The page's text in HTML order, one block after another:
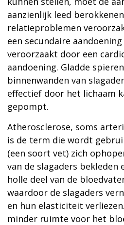
aanzienlijk leed
relatieproblemen
een secundaire
veroorzaakt door een
aandoening. Gladde
binnenwanden van
effectief door het lichaam
gepompt.
Atherosclerose, soms
is de term die wordt
(een soort vet) zich
van de slagaders bekleden
holle deel van de
waardoor de slagaders
en hun elasticiteit
minder ruimte voor het